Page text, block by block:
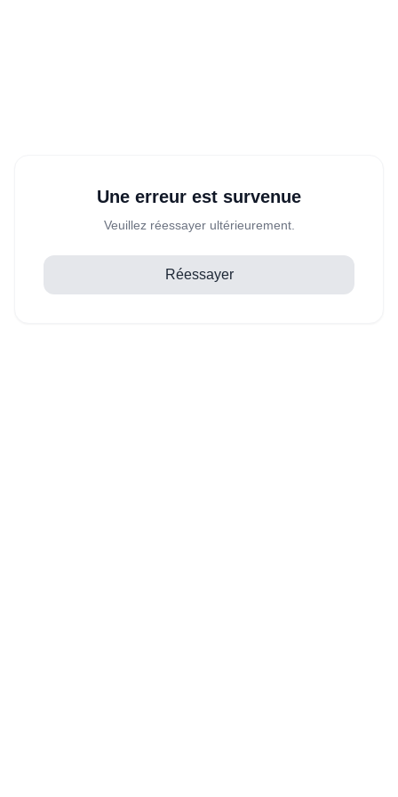
Une erreur est survenue
Veuillez réessayer ultérieurement.
Réessayer